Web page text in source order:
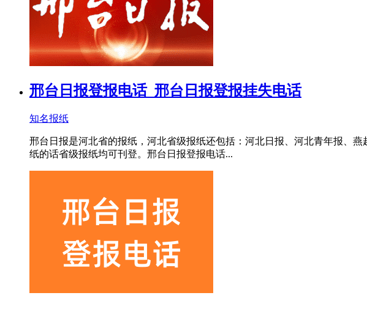
邢台日报登报电话_邢台日报登报挂失电话
知名报纸
邢台日报是河北省的报纸，河北省级报纸还包括：河北日报、河北青年报、
纸的话省级报纸均可刊登。邢台日报登报电话...